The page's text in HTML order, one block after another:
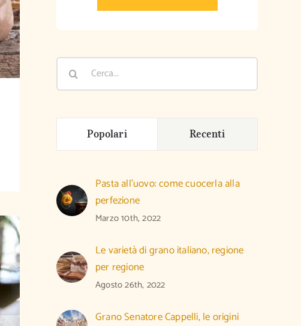
Cerca
Popolari Recenti
Pasta all’uovo: come cuocerla alla
perfezione
Marzo 10th, 2022
Le varietà di grano italiano, regione
per regione
Agosto 26th, 2022
Grano Senatore Cappelli, le origini